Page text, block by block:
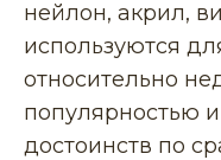
нейлон, акрил,
используются
относительно
популярностью
достоинств по